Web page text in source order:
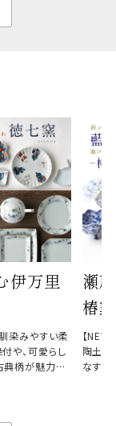
伊万里
馴染みやすい柔
や、可愛らし
典柄が魅力の
瀬
椿窯
【
陶土と
なす、